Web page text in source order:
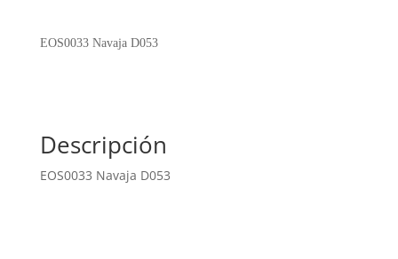
EOS0033 Navaja D053
Descripción
EOS0033 Navaja D053